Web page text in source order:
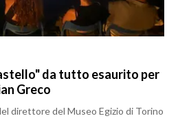
da tutto esaurito per
Greco
direttore del Museo Egizio di Torino